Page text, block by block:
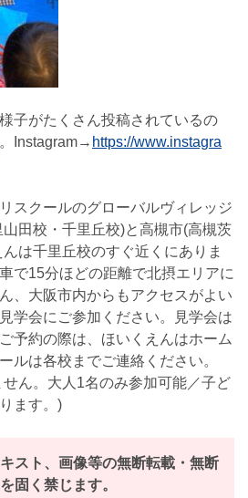
子がたくさん投稿されているの
Instagram→ https://www.instagra
スクールのグローバルヴィレッジ
田校・千里丘校)と高槻市(高槻茨
は千里丘校のすぐ近くにありま
で15分ほどの距離で北摂エリアに
、大阪市内からもアクセスがよい
学会にご参加ください。見学会は
予約の際は、ほいくえんはホーム
ルは各校までご連絡ください。
ん。大人1名のみ参加可能／子ど
ます。)
スト、画像等の無断転載・無断
固く禁じます。